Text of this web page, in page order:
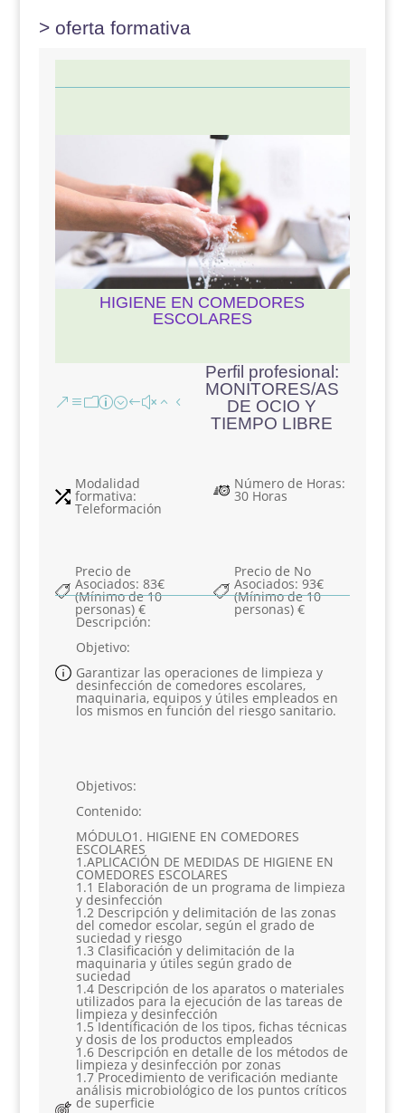
> oferta formativa
HIGIENE EN COMEDORES
ESCOLARES
Perfil profesional :
MONITORES/AS
DE OCIO Y
TIEMPO LIBRE
Modalidad
formativa:
Teleformación
Número de Horas:
30 Horas
Precio de
Asociados: 83€
(Mínimo de 10
personas) €
Precio de No
Asociados: 93€
(Mínimo de 10
personas) €
Descripción:
Objetivo:
Garantizar las operaciones de limpieza y
desinfección de comedores escolares,
maquinaria, equipos y útiles empleados en
los mismos en función del riesgo sanitario.
Objetivos:
Contenido:
MÓDULO1. HIGIENE EN COMEDORES
ESCOLARES
1.APLICACIÓN DE MEDIDAS DE HIGIENE EN
COMEDORES ESCOLARES
1.1 Elaboración de un programa de limpieza
y desinfección
1.2 Descripción y delimitación de las zonas
del comedor escolar, según el grado de
suciedad y riesgo
1.3 Clasificación y delimitación de la
maquinaria y útiles según grado de
suciedad
1.4 Descripción de los aparatos o materiales
utilizados para la ejecución de las tareas de
limpieza y desinfección
1.5 Identificación de los tipos, fichas técnicas
y dosis de los productos empleados
1.6 Descripción en detalle de los métodos de
limpieza y desinfección por zonas
1.7 Procedimiento de verificación mediante
análisis microbiológico de los puntos críticos
de superficie